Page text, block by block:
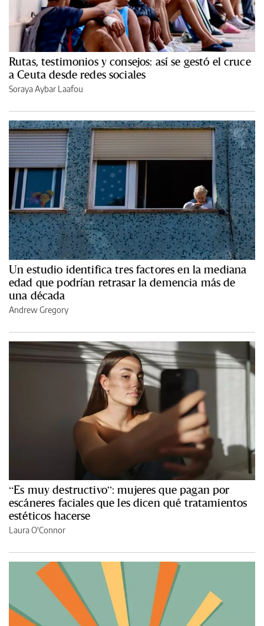
Rutas, testimonios y consejos: así se gestó el cruce
a Ceuta desde redes sociales
Soraya Aybar Laafou
Un estudio identifica tres factores en la mediana
edad que podrían retrasar la demencia más de
una década
Andrew Gregory
“Es muy destructivo”: mujeres que pagan por
escáneres faciales que les dicen qué tratamientos
estéticos hacerse
Laura O'Connor